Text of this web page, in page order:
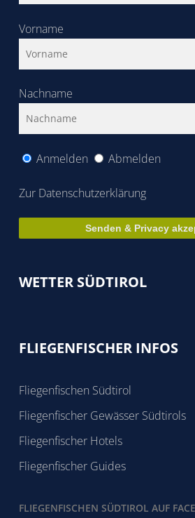
Vorname
Nachname
Anmelden Abmelden
Zur Datenschutzerklärung
WETTER SÜDTIROL
FLIEGENFISCHER INFOS
Fliegenfischen Südtirol
Fliegenfischer Gewässer Südtirols
Fliegenfischer Hotels
Fliegenfischer Guides
FLIEGENFISCHEN SÜDTIROL AUF